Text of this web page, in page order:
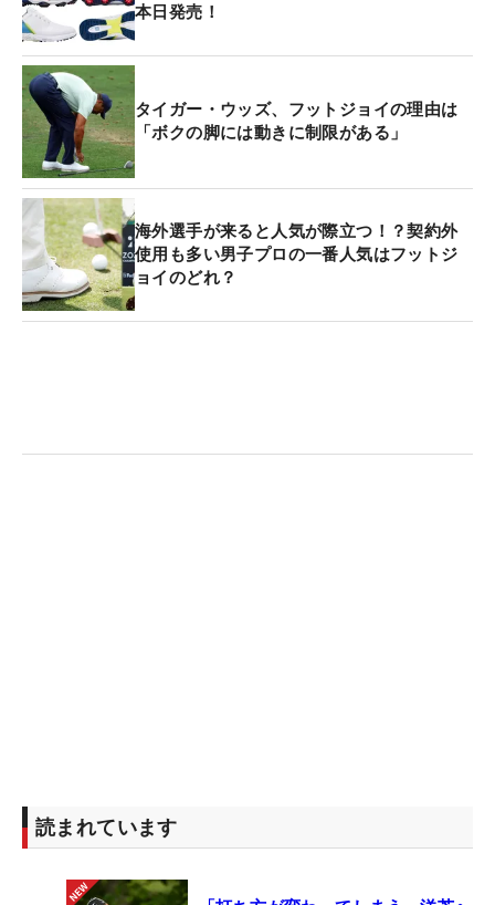
本日発売！
タイガー・ウッズ、フットジョイの理由は
「ボクの脚には動きに制限がある」
海外選手が来ると人気が際立つ！？契約外
使用も多い男子プロの一番人気はフットジ
ョイのどれ？
読まれています